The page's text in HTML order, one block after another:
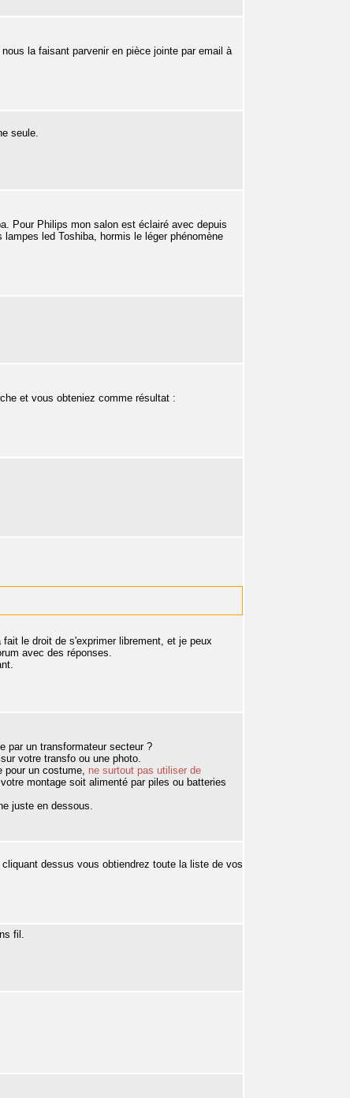
la faisant parvenir en pièce jointe par email à
seule.
Pour Philips mon salon est éclairé avec depuis
led Toshiba, hormis le léger phénomène
et vous obteniez comme résultat :
le droit de s'exprimer librement, et je peux
avec des réponses.
par un transformateur secteur ?
votre transfo ou une photo.
pour un costume, ne surtout pas utiliser de
montage soit alimenté par piles ou batteries
juste en dessous.
dessus vous obtiendrez toute la liste de vos
fil.